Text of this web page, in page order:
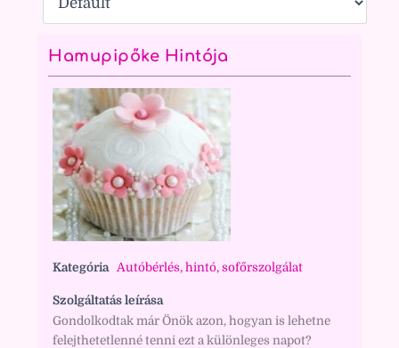
Hamupipőke Hintója
Kategória Autóbérlés, hintó, sofőrszolgálat
Szolgáltatás leírása
Gondolkodtak már Önök azon, hogyan is lehetne
felejthetetlenné tenni ezt a különleges napot?